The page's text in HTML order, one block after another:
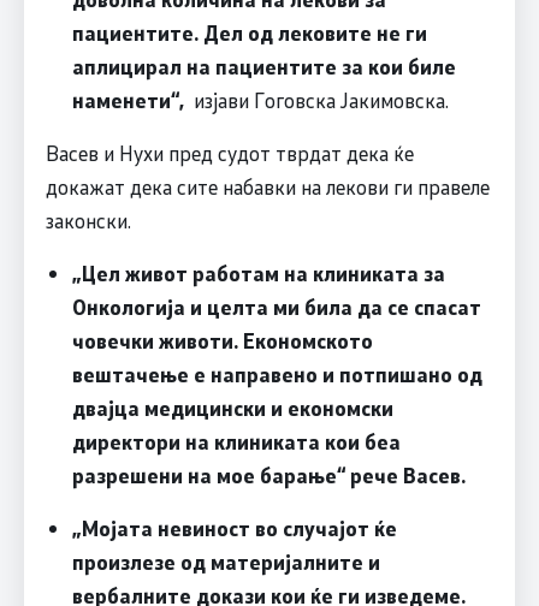
пациентите. Дел од лековите не ги
аплицирал на пациентите за кои биле
наменети“, изјави Гоговска Јакимовска.
Васев и Нухи пред судот тврдат дека ќе
докажат дека сите набавки на лекови ги правеле
законски.
„Цел живот работам на клиниката за
Онкологија и целта ми била да се спасат
човечки животи. Економското
вештачење е направено и потпишано од
двајца медицински и економски
директори на клиниката кои беа
разрешени на мое барање“ рече Васев.
„Мојата невиност во случајот ќе
произлезе од материјалните и
вербалните докази кои ќе ги изведеме.